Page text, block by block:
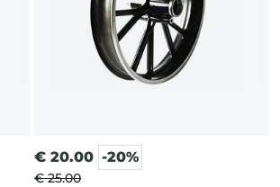
€ 20.00 -20%
€ 25.00